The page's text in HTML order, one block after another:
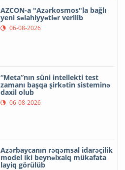
AZCON-a "Azərkosmos"la bağlı
yeni səlahiyyətlər verilib
06-08-2026
“Meta”nın süni intellekti test
zamanı başqa şirkətin sisteminə
daxil olub
06-08-2026
Azərbaycanın rəqəmsal idarəçilik
model iki beynəlxalq mükafata
layiq görülüb